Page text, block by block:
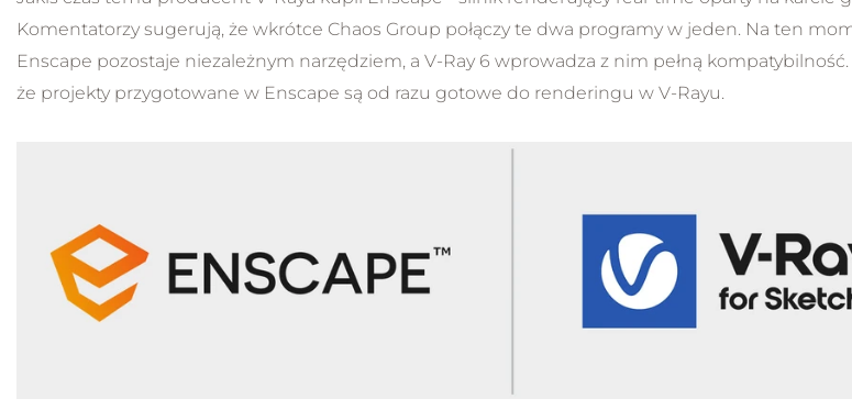
Komentatorzy sugerują, że wkrótce Chaos Group połączy te dwa programy w jeden. Na ten
Enscape pozostaje niezależnym narzędziem, a V-Ray 6 wprowadza z nim pełną kompatybilność.
że projekty przygotowane w Enscape są od razu gotowe do renderingu w V-Rayu.